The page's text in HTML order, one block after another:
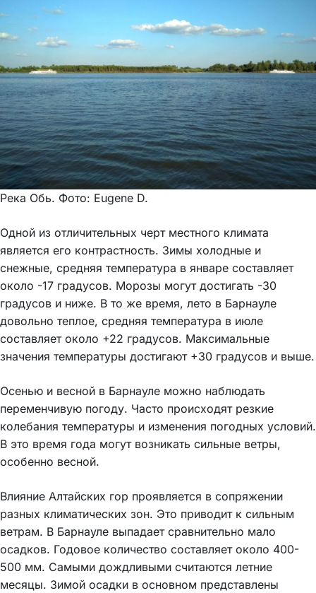
Река Обь. Фото: Eugene D.
Одной из отличительных черт местного климата
является его контрастность. Зимы холодные и
снежные, средняя температура в январе составляет
около -17 градусов. Морозы могут достигать -30
градусов и ниже. В то же время, лето в Барнауле
довольно теплое, средняя температура в июле
составляет около +22 градусов. Максимальные
значения температуры достигают +30 градусов и выше.
Осенью и весной в Барнауле можно наблюдать
переменчивую погоду. Часто происходят резкие
колебания температуры и изменения погодных условий.
В это время года могут возникать сильные ветры,
особенно весной.
Влияние Алтайских гор проявляется в сопряжении
разных климатических зон. Это приводит к сильным
ветрам. В Барнауле выпадает сравнительно мало
осадков. Годовое количество составляет около 400-
500 мм. Самыми дождливыми считаются летние
месяцы. Зимой осадки в основном представлены